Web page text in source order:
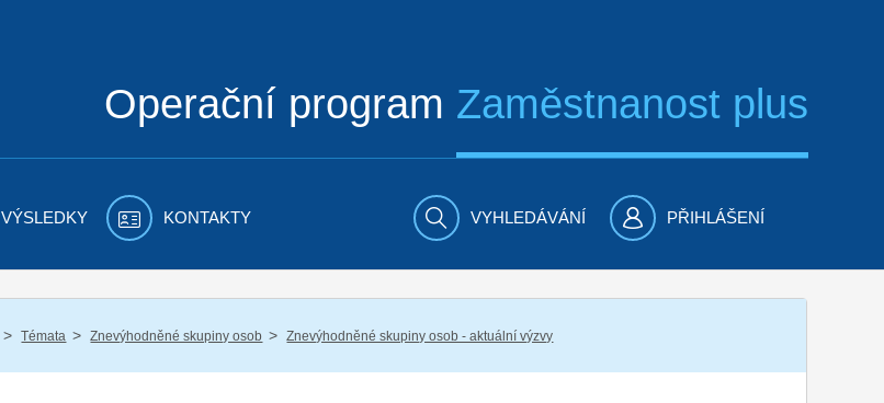
Operační program Zaměstnanost plus
VÝSLEDKY KONTAKTY VYHLEDÁVÁNÍ PŘIHLÁŠENÍ
/ Témata / Znevýhodněné skupiny osob / Znevýhodněné skupiny osob - aktuální výzvy